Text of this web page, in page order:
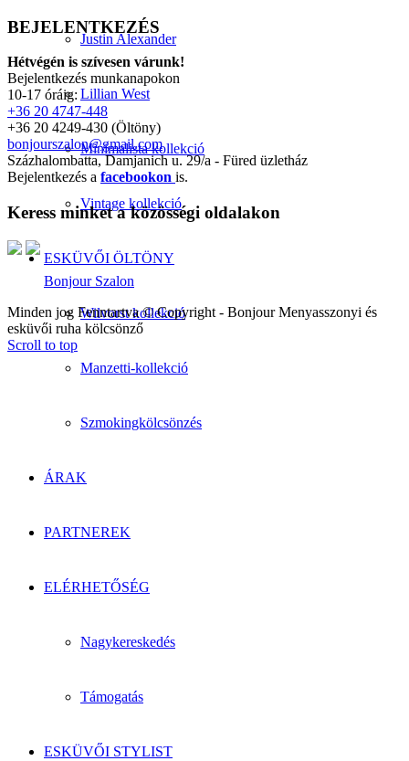
Justin Alexander
Lillian West
Minimalista kollekció
Vintage kollekció
ESKÜVŐI ÖLTÖNY
Wilvorst kollekció
Manzetti-kollekció
Szmokingkölcsönzés
ÁRAK
PARTNEREK
ELÉRHETŐSÉG
Nagykereskedés
Támogatás
ESKÜVŐI STYLIST
BEJELENTKEZÉS
Hétvégén is szívesen várunk!
Bejelentkezés munkanapokon
10-17 óráig:
+36 20 4747-448
+36 20 4249-430 (Öltöny)
bonjourszalon@gmail.com
Százhalombatta, Damjanich u. 29/a - Füred üzletház
Bejelentkezés a facebookon is.
Keress minket a közösségi oldalakon
Bonjour Szalon
Minden jog Fenntartva © Copyright - Bonjour Menyasszonyi és
esküvői ruha kölcsönző
Scroll to top